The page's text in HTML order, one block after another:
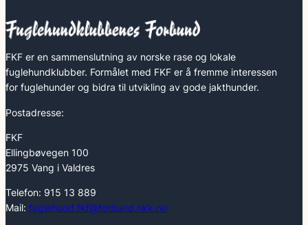
FKF er en sammenslutning av norske rase og lokale
fuglehundklubber. Formålet med FKF er å fremme interessen
for fuglehunder og bidra til utvikling av gode jakthunder.
Postadresse:
FKF
Ellingbøvegen 100
2975 Vang i Valdres
Telefon: 915 13 889
Mail: fuglehund.fkf@forbund.nkk.no